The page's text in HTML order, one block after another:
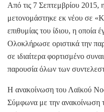
Από τις 7 Σεπτεμβρίου 2015,
μετονομάστηκε εκ νέου σε
επιθυμίας του ίδιου, η οποία
Ολοκλήρωσε οριστικά την
σε ιδιαίτερα φορτισμένο
παρουσία όλων των
Η ανακοίνωση του Λαϊκού
Σύμφωνα με την ανακοίνωση